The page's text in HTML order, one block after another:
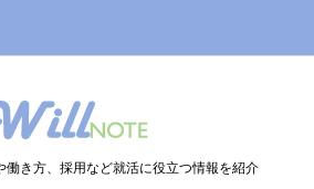
働き方、採用など就活に役立つ情報を紹介